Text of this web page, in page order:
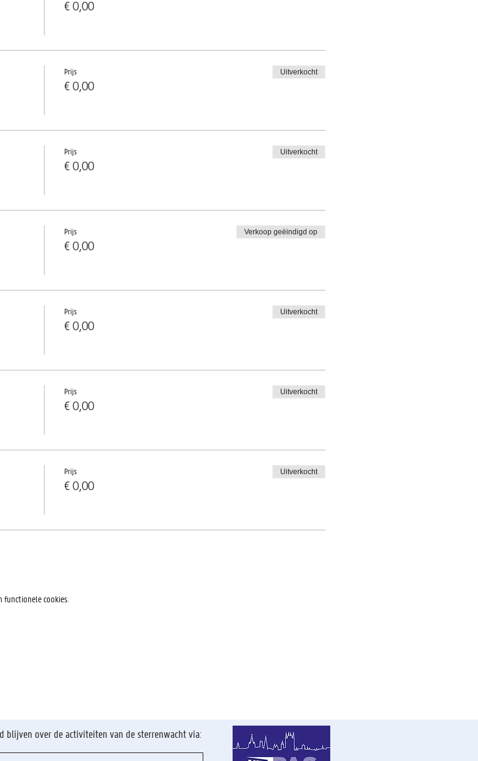
€ 0,00
Prijs
€ 0,00
Uitverkocht
Prijs
€ 0,00
Uitverkocht
Prijs
€ 0,00
Verkoop geëindigd op
Prijs
€ 0,00
Uitverkocht
Prijs
€ 0,00
Uitverkocht
Prijs
€ 0,00
Uitverkocht
cookies.
blijven over de activiteiten van de sterrenwacht via: